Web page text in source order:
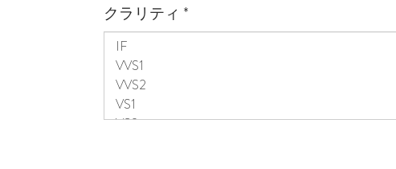
クラリティ *